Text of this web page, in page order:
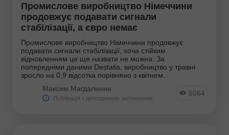
Промислове виробництво Німеччини
продовжує подавати сигнали
стабілізації, а євро немає
Промислове виробництво Німеччини продовжує
подавати сигнали стабілізації, хоча стійким
відновленням це ще назвати не можна. За
попередніми даними Destatis, виробництво у травні
зросло на 0,9 відсотка порівняно з квітнем.
Максим Магдалинин
Публікація з двогодинним запізненням
5064